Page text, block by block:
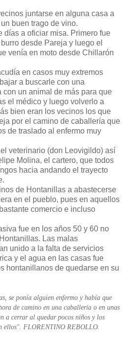
juntarse en alguna casa a
buen trago de vino.
días a oficiar misa. Primero fue
desde Pareja y luego el
venía en moto desde Chillarón
en casos muy extremos
a buscarle con una
un animal de más para que
el médico y luego volverlo a
bien eran los vecinos los que
por el camino de caballería que
de traslado al enfermo muy
veterinario (don Leovigildo) así
Molina, el cartero, que todos
hacia andando el trayecto
de Hontanillas a abastecerse
en el pueblo, pues en aquellos
comercio e incluso
fue en los años 50 y 60 no
Las malas
unido a la falta de servicios
y el agua en las casas fue
hontanillanos de quedarse en su
se ponía alguien enfermo y había que
de camino en una caballería o en unas
a cerrar al quedar pocos niños y los
ellos". FLORENTINO REBOLLO.